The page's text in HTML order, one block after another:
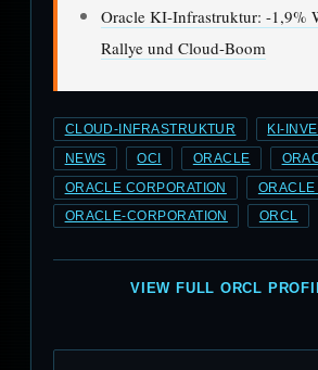
Oracle KI-Infrastruktur: -1,9%
Rallye und Cloud-Boom
CLOUD-INFRASTRUKTUR KI-
NEWS OCI ORACLE
ORACLE CORPORATION ORACLE
ORACLE-CORPORATION ORCL
VIEW FULL ORCL